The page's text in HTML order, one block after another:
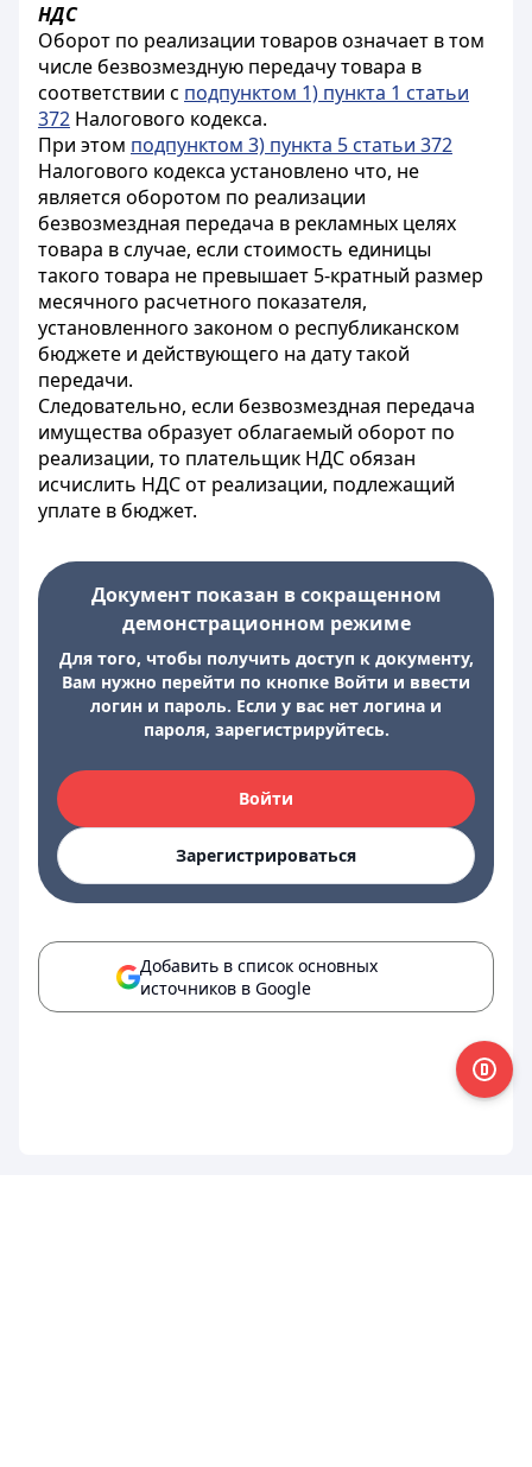
НДС
Оборот по реализации товаров означает в том
числе безвозмездную передачу товара в
соответствии с подпунктом 1) пункта 1 статьи
372 Налогового кодекса.
При этом подпунктом 3) пункта 5 статьи 372
Налогового кодекса установлено что, не
является оборотом по реализации
безвозмездная передача в рекламных целях
товара в случае, если стоимость единицы
такого товара не превышает 5-кратный размер
месячного расчетного показателя,
установленного законом о республиканском
бюджете и действующего на дату такой
передачи.
Следовательно, если безвозмездная передача
имущества образует облагаемый оборот по
реализации, то плательщик НДС обязан
исчислить НДС от реализации, подлежащий
уплате в бюджет.
Документ показан в сокращенном
демонстрационном режиме
Для того, чтобы получить доступ к документу,
Вам нужно перейти по кнопке Войти и ввести
логин и пароль. Если у вас нет логина и
пароля, зарегистрируйтесь.
Войти
Зарегистрироваться
Добавить в список основных
источников в Google